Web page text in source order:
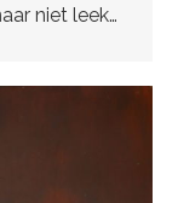
niet leek…